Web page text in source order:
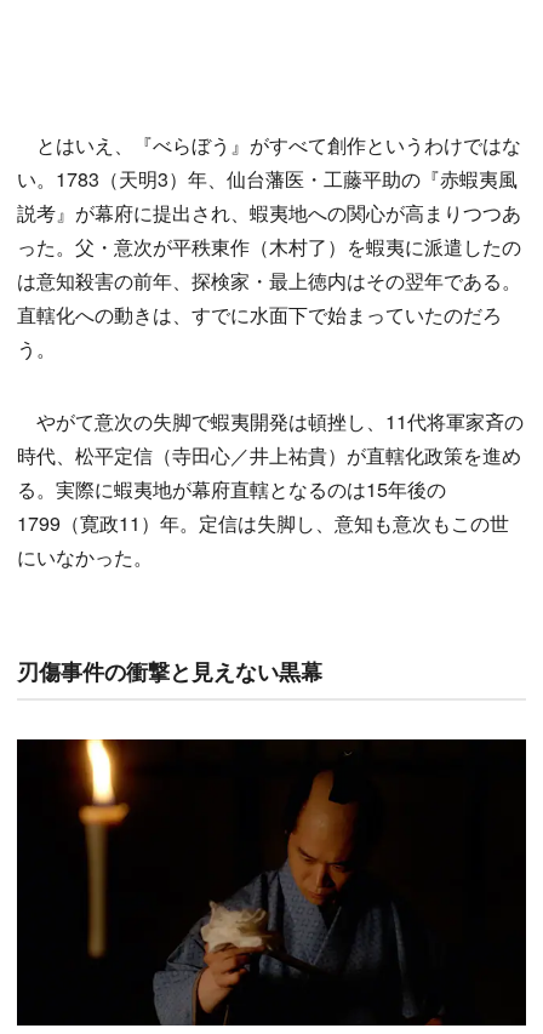
とはいえ、『べらぼう』がすべて創作というわけではな
い。1783（天明3）年、仙台藩医・工藤平助の『赤蝦夷風
説考』が幕府に提出され、蝦夷地への関心が高まりつつあ
った。父・意次が平秩東作（木村了）を蝦夷に派遣したの
は意知殺害の前年、探検家・最上徳内はその翌年である。
直轄化への動きは、すでに水面下で始まっていたのだろ
う。
やがて意次の失脚で蝦夷開発は頓挫し、11代将軍家斉の
時代、松平定信（寺田心／井上祐貴）が直轄化政策を進め
る。実際に蝦夷地が幕府直轄となるのは15年後の
1799（寛政11）年。定信は失脚し、意知も意次もこの世
にいなかった。
刃傷事件の衝撃と見えない黒幕